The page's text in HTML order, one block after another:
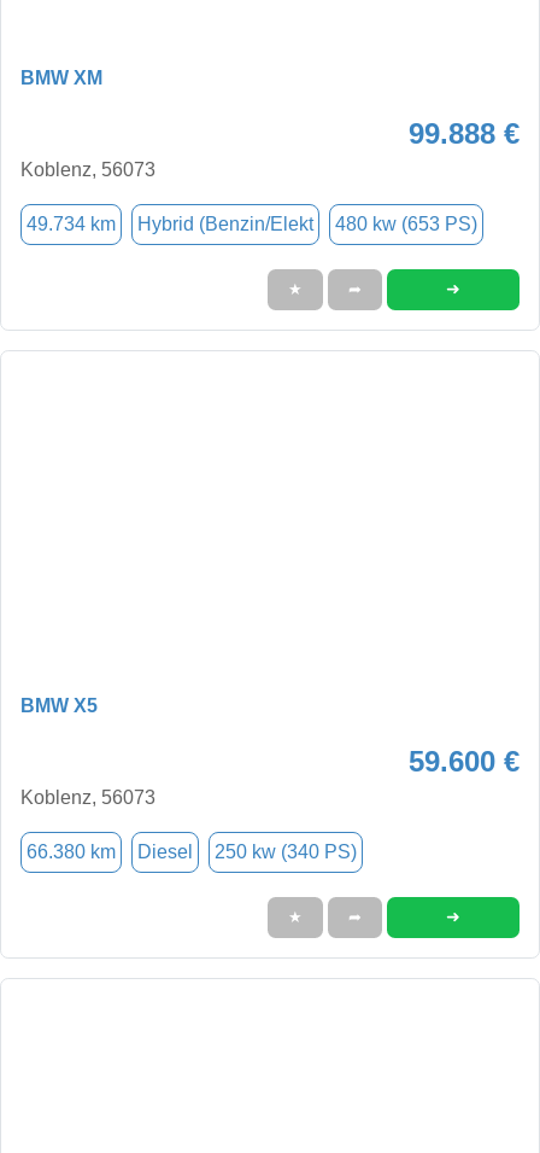
BMW XM
99.888 €
Koblenz, 56073
49.734 km Hybrid (Benzin/Elekt 480 kw (653 PS)
★ ➦ ➜
BMW X5
59.600 €
Koblenz, 56073
66.380 km Diesel 250 kw (340 PS)
★ ➦ ➜